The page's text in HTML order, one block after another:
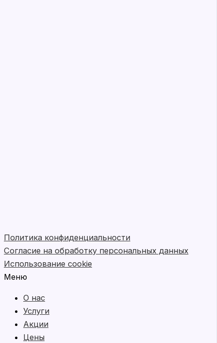
Политика конфиденциальности
Согласие на обработку персональных данных
Использование cookie
Меню
О нас
Услуги
Акции
Цены